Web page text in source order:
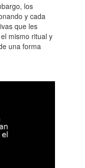
los
y cada
que les
mismo ritual y
una forma